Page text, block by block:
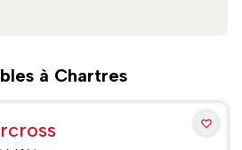
à Chartres